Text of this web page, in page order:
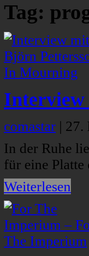
Tag:
Interview
comastar | 27.
In der Ruhe
für eine
Weiterlesen